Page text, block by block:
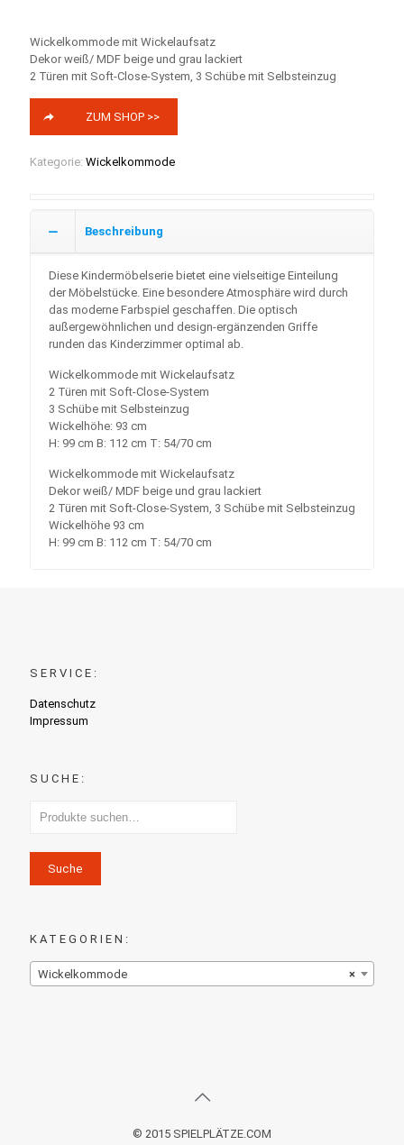
Wickelkommode mit Wickelaufsatz
Dekor weiß/ MDF beige und grau lackiert
2 Türen mit Soft-Close-System, 3 Schübe mit Selbsteinzug
ZUM SHOP >>
Kategorie: Wickelkommode
Beschreibung
Diese Kindermöbelserie bietet eine vielseitige Einteilung
der Möbelstücke. Eine besondere Atmosphäre wird durch
das moderne Farbspiel geschaffen. Die optisch
außergewöhnlichen und design-ergänzenden Griffe
runden das Kinderzimmer optimal ab.
Wickelkommode mit Wickelaufsatz
2 Türen mit Soft-Close-System
3 Schübe mit Selbsteinzug
Wickelhöhe: 93 cm
H: 99 cm B: 112 cm T: 54/70 cm
Wickelkommode mit Wickelaufsatz
Dekor weiß/ MDF beige und grau lackiert
2 Türen mit Soft-Close-System, 3 Schübe mit Selbsteinzug
Wickelhöhe 93 cm
H: 99 cm B: 112 cm T: 54/70 cm
SERVICE:
Datenschutz
Impressum
SUCHE:
Suche
KATEGORIEN:
×
Wickelkommode
© 2015 SPIELPLÄTZE.COM